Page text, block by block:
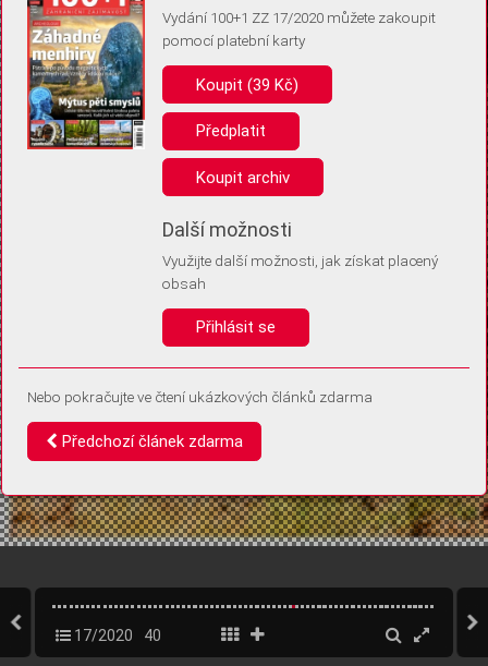
Pro základní fungování webu nepotřebujeme ukládat žádné informace
(tzv. cookies apod.). Rádi bychom vás ale požádali o souhlas s
uložením volitelných informací:
Anonymní unikátní ID
Díky němu příště poznáme, že se jedná o stejné zařízení, a
Identifikátor je zcela anonymní.
Vaše souhlasy a odmítnutí si ukládáme do vašeho zařízení, abychom se
vás už příště znovu neptali. Můžete je kdykoli později upravit ve Správě
17/2020 40
Vydání 100+1 ZZ 17/2020 můžete zakoupit
pomocí platební karty
Koupit (39 Kč)
Předplatit
Koupit archiv
Další možnosti
Využijte další možnosti, jak získat placený
obsah
Přihlásit se
Nebo pokračujte ve čtení ukázkových článků zdarma
Předchozí článek zdarma